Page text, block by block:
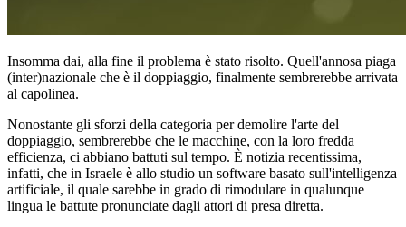
Insomma dai, alla fine il problema è stato risolto. Quell'annosa piaga
(inter)nazionale che è il doppiaggio, finalmente sembrerebbe arrivata
al capolinea.
Nonostante gli sforzi della categoria per demolire l'arte del
doppiaggio, sembrerebbe che le macchine, con la loro fredda
efficienza, ci abbiano battuti sul tempo. È notizia recentissima,
infatti, che in Israele è allo studio un software basato sull'intelligenza
artificiale, il quale sarebbe in grado di rimodulare in qualunque
lingua le battute pronunciate dagli attori di presa diretta.